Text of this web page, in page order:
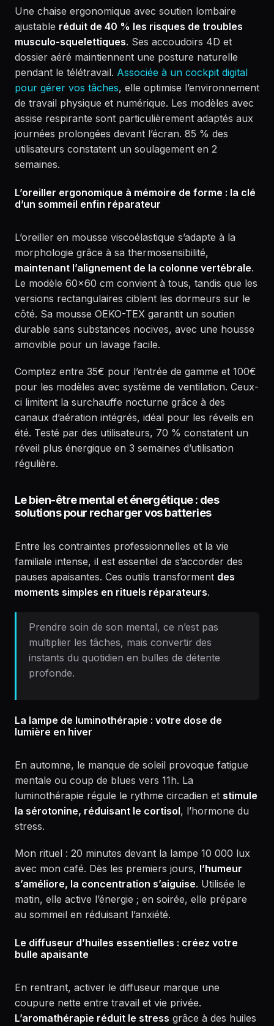
Une chaise ergonomique avec soutien lombaire
ajustable réduit de 40 % les risques de troubles
musculo-squelettiques. Ses accoudoirs 4D et
dossier aéré maintiennent une posture naturelle
pendant le télétravail. Associée à un cockpit digital
pour gérer vos tâches, elle optimise l’environnement
de travail physique et numérique. Les modèles avec
assise respirante sont particulièrement adaptés aux
journées prolongées devant l’écran. 85 % des
utilisateurs constatent un soulagement en 2
semaines.
L’oreiller ergonomique à mémoire de forme : la clé
d’un sommeil enfin réparateur
L’oreiller en mousse viscoélastique s’adapte à la
morphologie grâce à sa thermosensibilité,
maintenant l’alignement de la colonne vertébrale.
Le modèle 60×60 cm convient à tous, tandis que les
versions rectangulaires ciblent les dormeurs sur le
côté. Sa mousse OEKO-TEX garantit un soutien
durable sans substances nocives, avec une housse
amovible pour un lavage facile.
Comptez entre 35€ pour l’entrée de gamme et 100€
pour les modèles avec système de ventilation. Ceux-
ci limitent la surchauffe nocturne grâce à des
canaux d’aération intégrés, idéal pour les réveils en
été. Testé par des utilisateurs, 70 % constatent un
réveil plus énergique en 3 semaines d’utilisation
régulière.
Le bien-être mental et énergétique : des
solutions pour recharger vos batteries
Entre les contraintes professionnelles et la vie
familiale intense, il est essentiel de s’accorder des
pauses apaisantes. Ces outils transforment des
moments simples en rituels réparateurs.
Prendre soin de son mental, ce n’est pas
multiplier les tâches, mais convertir des
instants du quotidien en bulles de détente
profonde.
La lampe de luminothérapie : votre dose de
lumière en hiver
En automne, le manque de soleil provoque fatigue
mentale ou coup de blues vers 11h. La
luminothérapie régule le rythme circadien et stimule
la sérotonine, réduisant le cortisol, l’hormone du
stress.
Mon rituel : 20 minutes devant la lampe 10 000 lux
avec mon café. Dès les premiers jours, l’humeur
s’améliore, la concentration s’aiguise. Utilisée le
matin, elle active l’énergie ; en soirée, elle prépare
au sommeil en réduisant l’anxiété.
Le diffuseur d’huiles essentielles : créez votre
bulle apaisante
En rentrant, activer le diffuseur marque une
coupure nette entre travail et vie privée.
L’aromathérapie réduit le stress grâce à des huiles